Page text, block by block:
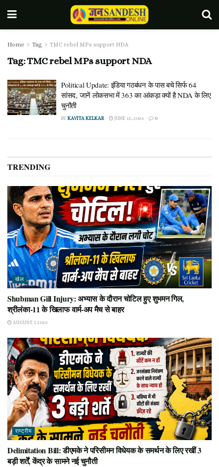
Home Tag TMC rebel MPs support NDA
Tag:TMC rebel MPs support NDA
Political Update: इंडिया गठबंधन के पास बचे सिर्फ 64
सांसद, जानें लोकसभा में 363 का आंकड़ा क्यों है NDA के लिए
चुनौती
BYKAVITA KELKAR JUNE 15, 2026 0
TRENDING
खेल
Shubman Gill Injury: अभ्यास के दौरान चोटिल हुए शुभमन गिल,
श्रीलंका-11 के खिलाफ वार्म-अप मैच से बाहर
AUGUST 7, 2026
राष्ट्रीय
Delimitation Bill: डीएमके ने परिसीमन विधेयक के समर्थन के लिए रखीं 3
बड़ी शर्तें, केंद्र के सामने नई चुनौती